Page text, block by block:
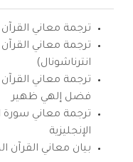
ترجمة معاني القرآن
ترجمة معاني
انترناشونال)
ترجمة معاني القرآن
فضل إلهي ظهير
ترجمة معاني سورة
الإنجليزية
بيان معاني القرآن